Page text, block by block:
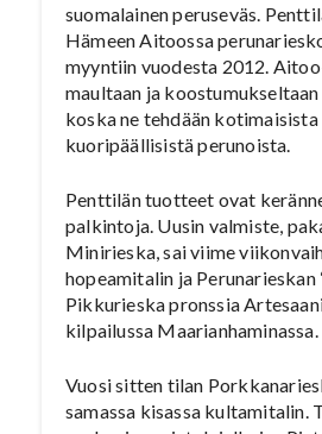
suomalainen peruseväs.
Hämeen Aitoossa
myyntiin vuodesta 2012.
maultaan ja koostumukseltaan
koska ne tehdään
kuoripäällisistä perunoista.
Penttilän tuotteet ovat
palkintoja. Uusin valmiste,
Minirieska, sai viime
hopeamitalin ja Perunarieskan
Pikkurieska pronssia
kilpailussa Maarianhaminassa.
Vuosi sitten tilan
samassa kisassa kultamitalin.